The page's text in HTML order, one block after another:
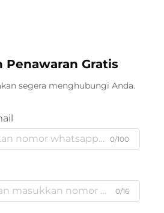
Penawaran Gratis
segera menghubungi Anda.
0/100
0/16